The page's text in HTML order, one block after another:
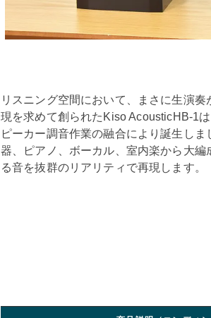
リスニング空間において、まさに生演
現を求めて創られたKiso AcousticHB-1
ピーカー調音作業の融合により誕生し
器、ピアノ、ボーカル、室内楽から大
る音を抜群のリアリティで再現します。